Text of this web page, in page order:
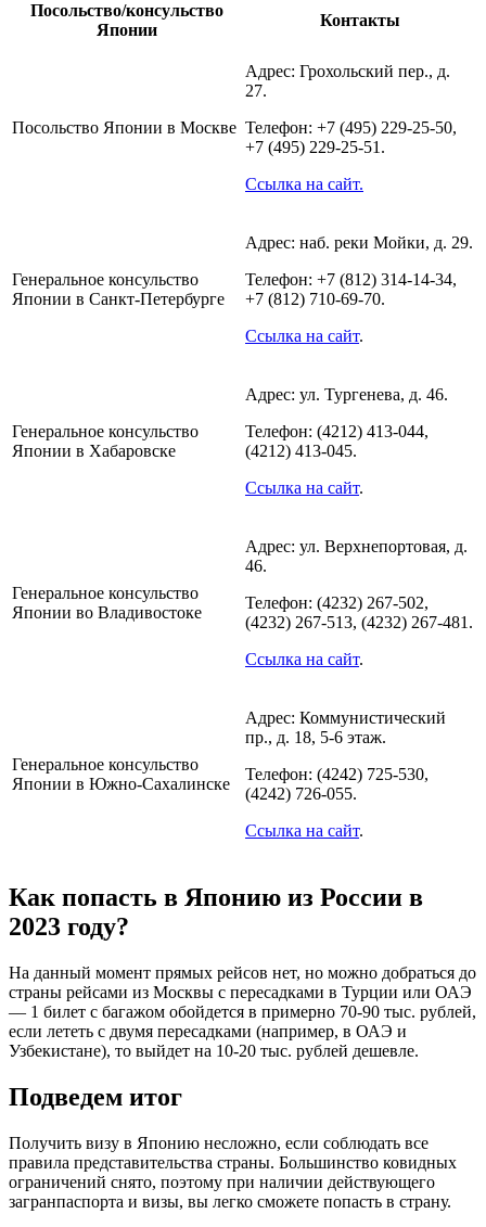
Посольство/консульство
Японии
Контакты
Посольство Японии в Москве
Адрес: Грохольский пер., д.
27.
Телефон: +7 (495) 229-25-50,
+7 (495) 229-25-51.
Ссылка на сайт.
Генеральное консульство
Японии в Санкт-Петербурге
Адрес: наб. реки Мойки, д. 29.
Телефон: +7 (812) 314-14-34,
+7 (812) 710-69-70.
Ссылка на сайт.
Генеральное консульство
Японии в Хабаровске
Адрес: ул. Тургенева, д. 46.
Телефон: (4212) 413-044,
(4212) 413-045.
Ссылка на сайт.
Генеральное консульство
Японии во Владивостоке
Адрес: ул. Верхнепортовая, д.
46.
Телефон: (4232) 267-502,
(4232) 267-513, (4232) 267-481.
Ссылка на сайт.
Генеральное консульство
Японии в Южно-Сахалинске
Адрес: Коммунистический
пр., д. 18, 5-6 этаж.
Телефон: (4242) 725-530,
(4242) 726-055.
Ссылка на сайт.
Как попасть в Японию из России в
2023 году?
На данный момент прямых рейсов нет, но можно добраться до
страны рейсами из Москвы с пересадками в Турции или ОАЭ
— 1 билет с багажом обойдется в примерно 70-90 тыс. рублей,
если лететь с двумя пересадками (например, в ОАЭ и
Узбекистане), то выйдет на 10-20 тыс. рублей дешевле.
Подведем итог
Получить визу в Японию несложно, если соблюдать все
правила представительства страны. Большинство ковидных
ограничений снято, поэтому при наличии действующего
загранпаспорта и визы, вы легко сможете попасть в страну.